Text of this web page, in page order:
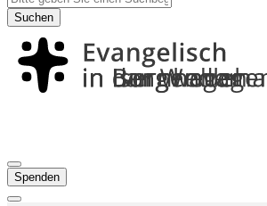
Suchen
Spenden